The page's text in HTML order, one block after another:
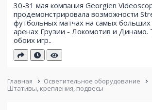
30-31 мая компания Georgien
продемонстрировала возможности
футбольных матчах на самых
аренах Грузии - Локомотив и Динамо.
обоих игр..
Главная
Осветительное оборудование
Штативы, крепления, подвесы